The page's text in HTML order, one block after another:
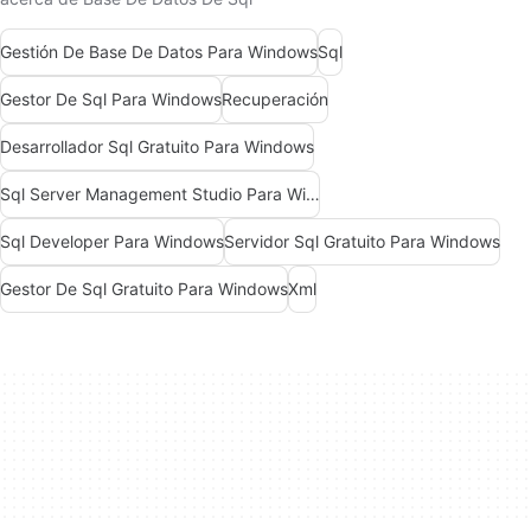
Gestión De Base De Datos Para WindowsSql
Gestor De Sql Para WindowsRecuperación
Desarrollador Sql Gratuito Para Windows
Sql Server Management Studio Para Windows
Sql Developer Para WindowsServidor Sql Gratuito Para Windows
Gestor De Sql Gratuito Para WindowsXml